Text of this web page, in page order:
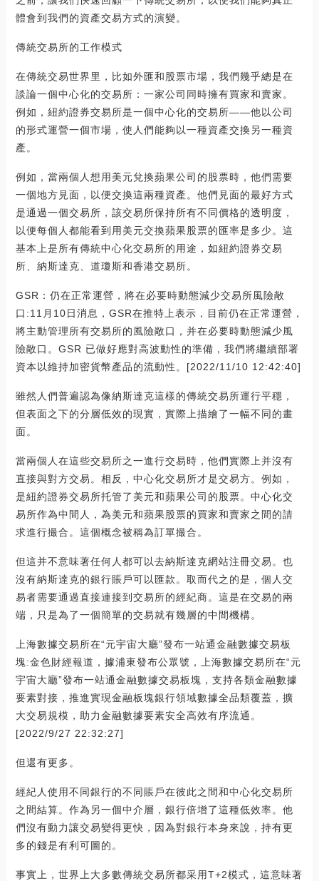
體會到我們的資產交易方式的演變。
傳統交易所的工作模式
在傳統交易世界里，比如外匯和股票市場，我們幾乎總是在
談論一個中心化的交易所：一家公司同時擁有買家和賣家。
例如，紐約證券交易所是一個中心化的交易所——他以公司
的形式運營一個市場，使人們能夠以一種資產交換另一種資
產。
例如，當兩個人想用美元兌換蘋果公司的股票時，他們需要
一個地方見面，以便交換這兩種資產。他們見面的最好方式
是通過一個交易所，該交易所保持所有不同價格的透明度，
以便每個人都能看到用美元交換蘋果股票的匯率是多少。這
基本上是所有傳統中心化交易所的用途，如紐約證券交易
所、納斯達克、道瓊斯和香港交易所。
GSR：仍在正常運營，將在必要時動態減少交易所風險敞
口:11月10日消息，GSR在推特上表示，目前仍在正常運營，
將主動管理所有交易所的風險敞口，并在必要時動態減少風
險敞口。GSR 已做好應對高波動性的準備，我們將繼續部署
資本以維持加密貨幣產品的流動性。[2022/11/10 12:42:40]
雖然人們普遍認為像納斯達克這樣的傳統交易所運行平穩，
但表面之下的分層低效的現實，實際上描繪了一幅不同的畫
面。
當兩個人在這些交易所之一進行交易時，他們實際上并沒有
直接與對方交易。相反，中心化交易所才是交易方。例如，
是紐約證券交易所托管了美元和蘋果公司的股票。中心化交
易所作為中間人，為美元和蘋果股票的買家和賣家之間的請
求進行撮合。這個概念被稱為訂單撮合。
但這并不意味著任何人都可以去納斯達克網站注冊交易。也
沒有納斯達克的銀行賬戶可以匯款。取而代之的是，個人交
易者需要通過直接連接到交易所的經紀商。這是在交易的兩
端，只是為了一個簡單的交易就有幾層的中間機構。
上海數據交易所在“元宇宙大廳”發布一站通金融數據交易板
塊:金色財經報道，據浦東發布公眾號，上海數據交易所在“元
宇宙大廳”發布一站通金融數據交易板塊，支持各類金融數據
要素對接，推進實現金融板塊銀行領域數據全品類覆蓋，擴
大交易規模，助力金融數據要素安全高效有序流通。
[2022/9/27 22:32:27]
但還有更多。
經紀人使用不同銀行的不同賬戶在彼此之間和中心化交易所
之間結算。作為另一個中介層，銀行倍增了這種低效率。他
們沒有動力讓交易變得更快，因為對銀行本身來說，持有更
多的錢是有利可圖的。
事實上，世界上大多數傳統交易所都采用T+2模式，這意味著